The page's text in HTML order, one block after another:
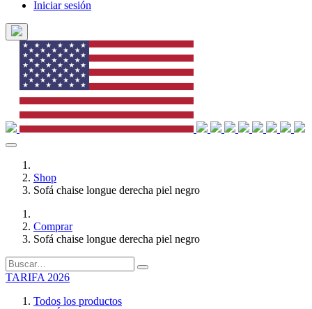
Iniciar sesión
Shop
Sofá chaise longue derecha piel negro
Comprar
Sofá chaise longue derecha piel negro
TARIFA 2026
Todos los productos